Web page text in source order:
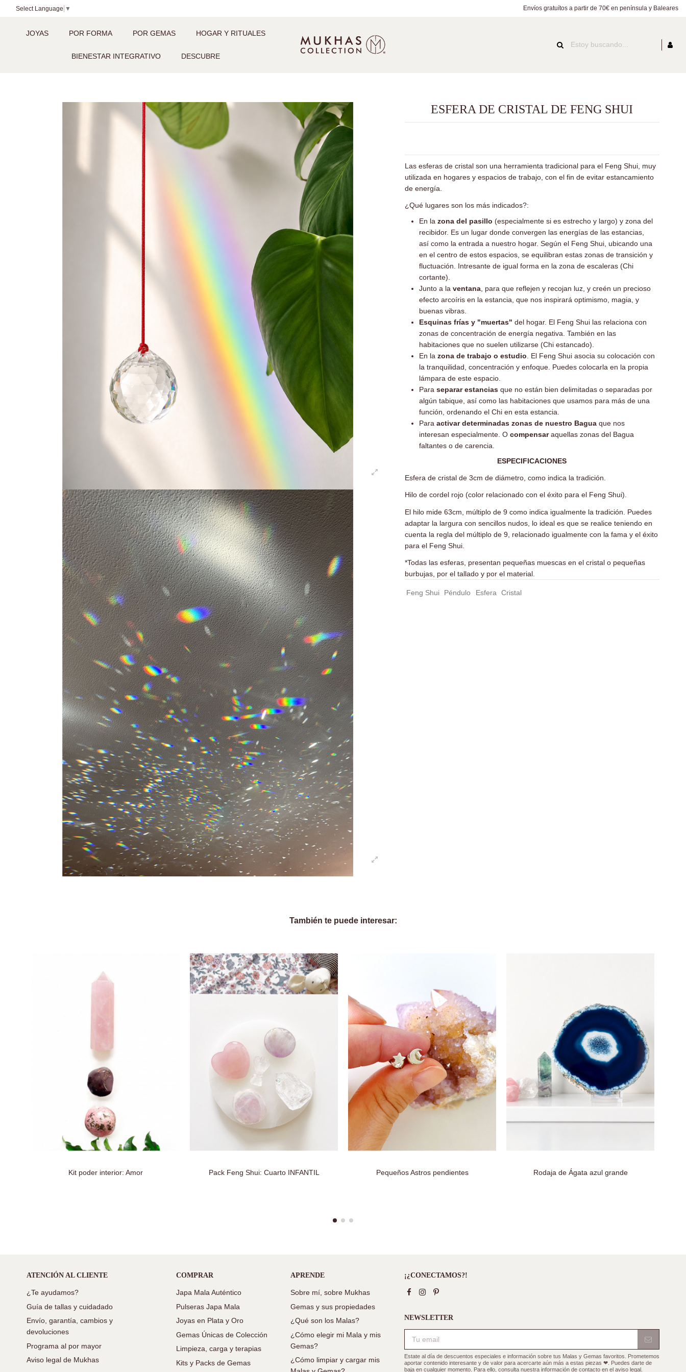
Select Language ▼ Envíos gratuítos a partir de 70€ en península y Baleares
JOYAS POR FORMA POR GEMAS HOGAR Y RITUALES
BIENESTAR INTEGRATIVO DESCUBRE
ESFERA DE CRISTAL DE FENG SHUI
Las esferas de cristal son una herramienta tradicional para el Feng Shui, muy
utilizada en hogares y espacios de trabajo, con el fin de evitar estancamiento
de energía.
¿Qué lugares son los más indicados?:
En la zona del pasillo (especialmente si es estrecho y largo) y zona del
recibidor. Es un lugar donde convergen las energías de las estancias,
así como la entrada a nuestro hogar. Según el Feng Shui, ubicando una
en el centro de estos espacios, se equilibran estas zonas de transición y
fluctuación. Intresante de igual forma en la zona de escaleras (Chi
cortante).
Junto a la ventana, para que reflejen y recojan luz, y creén un precioso
efecto arcoíris en la estancia, que nos inspirará optimismo, magia, y
buenas vibras.
Esquinas frías y "muertas" del hogar. El Feng Shui las relaciona con
zonas de concentración de energía negativa. También en las
habitaciones que no suelen utilizarse (Chi estancado).
En la zona de trabajo o estudio . El Feng Shui asocia su colocación con
la tranquilidad, concentración y enfoque. Puedes colocarla en la propia
lámpara de este espacio.
Para separar estanciasque no están bien delimitadas o separadas por
algún tabique, así como las habitaciones que usamos para más de una
función, ordenando el Chi en esta estancia.
Para activar determinadas zonas de nuestro Baguaque nos
interesan especialmente. O compensaraquellas zonas del Bagua
faltantes o de carencia.
ESPECIFICACIONES
Esfera de cristal de 3cm de diámetro, como indica la tradición.
Hilo de cordel rojo (color relacionado con el éxito para el Feng Shui).
El hilo mide 63cm, múltiplo de 9 como indica igualmente la tradición. Puedes
adaptar la largura con sencillos nudos, lo ideal es que se realice teniendo en
cuenta la regla del múltiplo de 9, relacionado igualmente con la fama y el éxito
para el Feng Shui.
*Todas las esferas, presentan pequeñas muescas en el cristal o pequeñas
burbujas, por el tallado y por el material.
Feng Shui Péndulo Esfera Cristal
También te puede interesar:
Kit poder interior: Amor Pack Feng Shui: Cuarto INFANTIL Pequeños Astros pendientes Rodaja de Ágata azul grande
ATENCIÓN AL CLIENTE
¿Te ayudamos?
Guía de tallas y cuidadado
Envío, garantía, cambios y
devoluciones
Programa al por mayor
Aviso legal de Mukhas
COMPRAR
Japa Mala Auténtico
Pulseras Japa Mala
Joyas en Plata y Oro
Gemas Únicas de Colección
Limpieza, carga y terapias
Kits y Packs de Gemas
APRENDE
Sobre mí, sobre Mukhas
Gemas y sus propiedades
¿Qué son los Malas?
¿Cómo elegir mi Mala y mis
Gemas?
¿Cómo limpiar y cargar mis
¡¿CONECTAMOS?!
NEWSLETTER
Estate al día de descuentos especiales e información sobre tus Malas y Gemas favoritos. Prometemos
aportar contenido interesante y de valor para acercarte aún más a estas piezas ❤. Puedes darte de
baja en cualquier momento. Para ello, consulta nuestra información de contacto en el aviso legal.